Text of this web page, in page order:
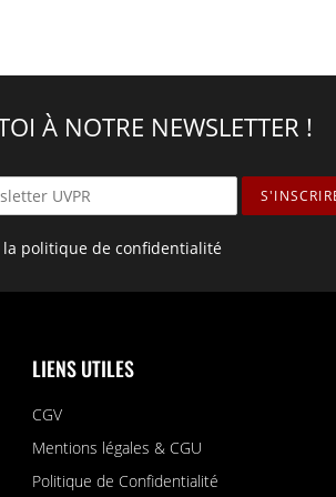
À NOTRE NEWSLETTER !
la politique de confidentialité
LIENS UTILES
CGV
Mentions légales & CGU
Politique de Confidentialité